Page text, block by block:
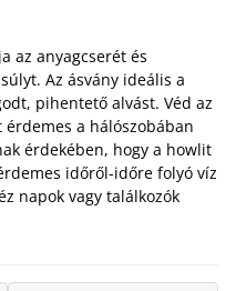
az anyagcserét és
Az ásvány ideális a
pihentető alvást. Véd az
a hálószobában
érdekében, hogy a howlit
időről-időre folyó víz
napok vagy találkozók